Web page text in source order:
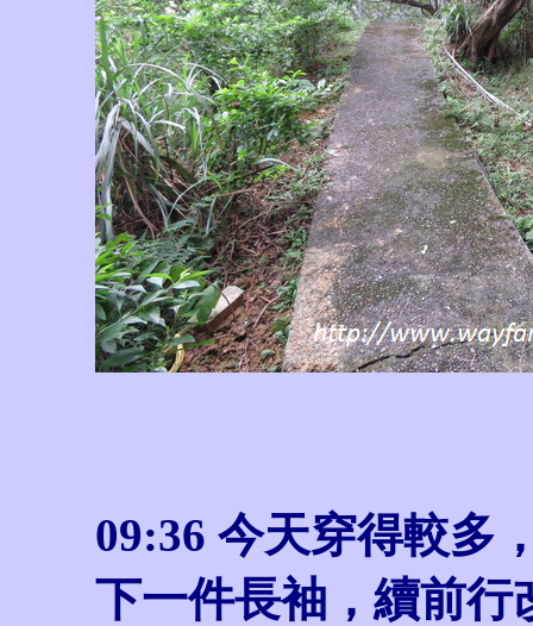
09:36 今天穿得較多
下一件長袖，續前行